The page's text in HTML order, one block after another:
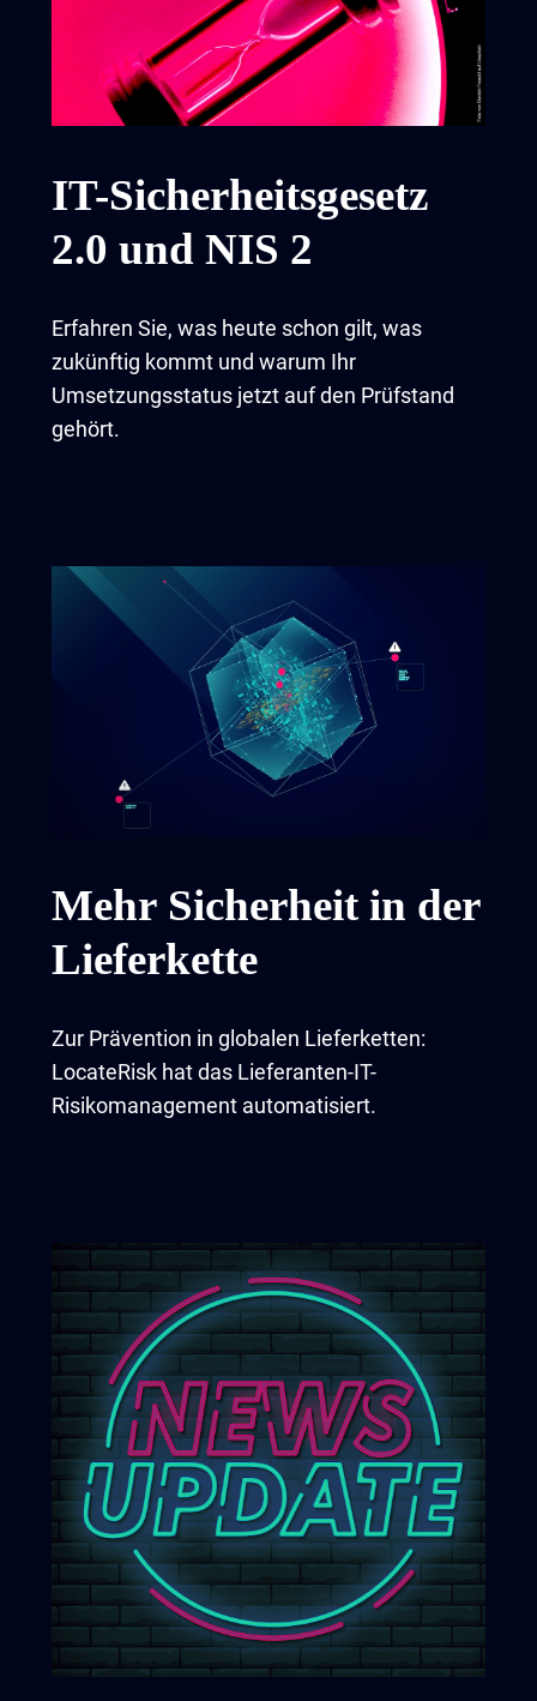
Mehr Sicherheit in der
Lieferkette
Zur Prävention in globalen Lieferketten:
LocateRisk hat das Lieferanten-IT-
Risikomanagement automatisiert.
IT-Sicherheitsgesetz
2.0 und NIS 2
Erfahren Sie, was heute schon gilt, was
zukünftig kommt und warum Ihr
Umsetzungsstatus jetzt auf den Prüfstand
gehört.